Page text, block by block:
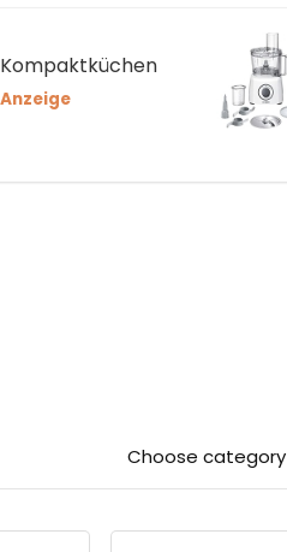
Kompaktküchen
Anzeige
Choose category